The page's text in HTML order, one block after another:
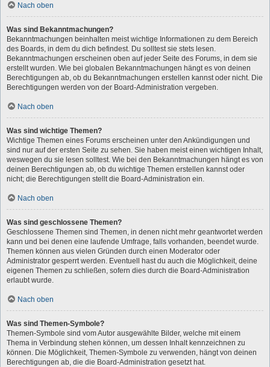
Nach oben
Was sind Bekanntmachungen?
Bekanntmachungen beinhalten meist wichtige Informationen zu dem Bereich
des Boards, in dem du dich befindest. Du solltest sie stets lesen.
Bekanntmachungen erscheinen oben auf jeder Seite des Forums, in dem sie
erstellt wurden. Wie bei globalen Bekanntmachungen hängt es von deinen
Berechtigungen ab, ob du Bekanntmachungen erstellen kannst oder nicht. Die
Berechtigungen werden von der Board-Administration vergeben.
Nach oben
Was sind wichtige Themen?
Wichtige Themen eines Forums erscheinen unter den Ankündigungen und
sind nur auf der ersten Seite zu sehen. Sie haben meist einen wichtigen Inhalt,
weswegen du sie lesen solltest. Wie bei den Bekanntmachungen hängt es von
deinen Berechtigungen ab, ob du wichtige Themen erstellen kannst oder
nicht; die Berechtigungen stellt die Board-Administration ein.
Nach oben
Was sind geschlossene Themen?
Geschlossene Themen sind Themen, in denen nicht mehr geantwortet werden
kann und bei denen eine laufende Umfrage, falls vorhanden, beendet wurde.
Themen können aus vielen Gründen durch einen Moderator oder
Administrator gesperrt werden. Eventuell hast du auch die Möglichkeit, deine
eigenen Themen zu schließen, sofern dies durch die Board-Administration
erlaubt wurde.
Nach oben
Was sind Themen-Symbole?
Themen-Symbole sind vom Autor ausgewählte Bilder, welche mit einem
Thema in Verbindung stehen können, um dessen Inhalt kennzeichnen zu
können. Die Möglichkeit, Themen-Symbole zu verwenden, hängt von deinen
Berechtigungen ab, die die Board-Administration gesetzt hat.